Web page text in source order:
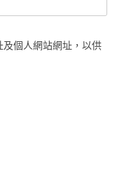
個人網站網址，以供